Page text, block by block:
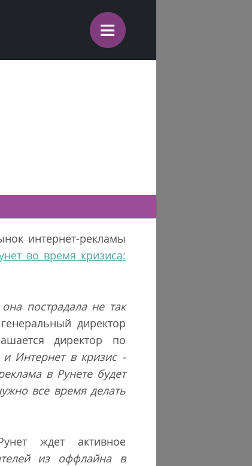
≡
интернет-рекламы
во время кризиса:
пострадала не так
директор
директор по
и Интернет в кризис -
в Рунете будет
все время делать
ждет активное
из оффлайна в